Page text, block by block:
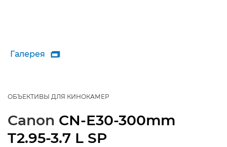
Галерея 
ОБЪЕКТИВЫ ДЛЯ КИНОКАМЕР
Canon CN-E30-300mm
T2.95-3.7 L SP